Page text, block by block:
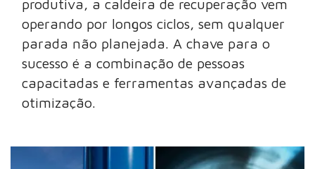
produtiva, a caldeira de recuperação vem
operando por longos ciclos, sem qualquer
parada não planejada. A chave para o
sucesso é a combinação de pessoas
capacitadas e ferramentas avançadas de
otimização.